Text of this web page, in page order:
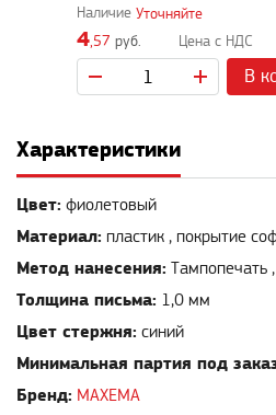
Уточняйте
4,57 руб.
В
Характеристики
Цвет: фиолетовый
Материал: пластик , покрытие
Метод нанесения: Тампопечать
Толщина письма: 1,0 мм
Цвет стержня: синий
Минимальная партия под
Бренд: MAXEMA